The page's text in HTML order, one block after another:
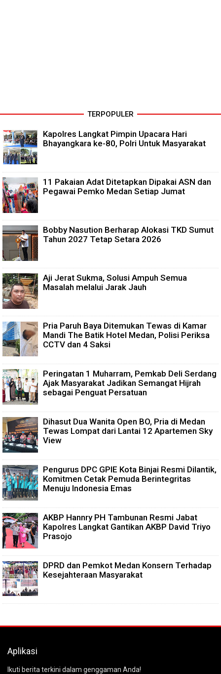
TERPOPULER
Kapolres Langkat Pimpin Upacara Hari
Bhayangkara ke-80, Polri Untuk Masyarakat
11 Pakaian Adat Ditetapkan Dipakai ASN dan
Pegawai Pemko Medan Setiap Jumat
Bobby Nasution Berharap Alokasi TKD Sumut
Tahun 2027 Tetap Setara 2026
Aji Jerat Sukma, Solusi Ampuh Semua
Masalah melalui Jarak Jauh
Pria Paruh Baya Ditemukan Tewas di Kamar
Mandi The Batik Hotel Medan, Polisi Periksa
CCTV dan 4 Saksi
Peringatan 1 Muharram, Pemkab Deli Serdang
Ajak Masyarakat Jadikan Semangat Hijrah
sebagai Penguat Persatuan
Dihasut Dua Wanita Open BO, Pria di Medan
Tewas Lompat dari Lantai 12 Apartemen Sky
View
Pengurus DPC GPIE Kota Binjai Resmi Dilantik,
Komitmen Cetak Pemuda Berintegritas
Menuju Indonesia Emas
AKBP Hannry PH Tambunan Resmi Jabat
Kapolres Langkat Gantikan AKBP David Triyo
Prasojo
DPRD dan Pemkot Medan Konsern Terhadap
Kesejahteraan Masyarakat
Aplikasi
Ikuti berita terkini dalam genggaman Anda!